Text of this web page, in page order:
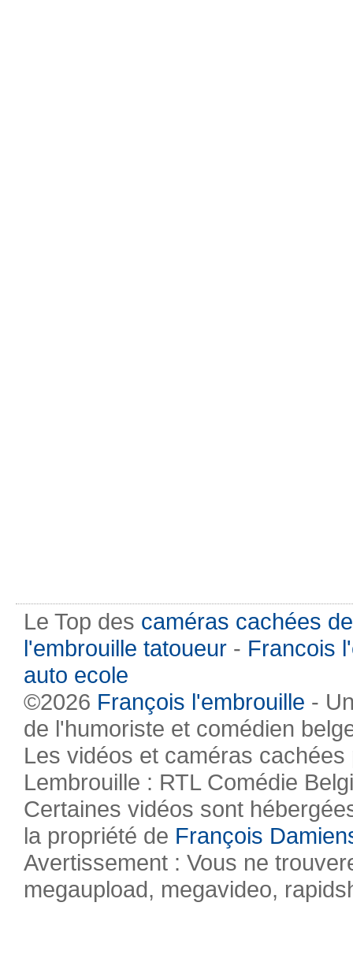
Le Top des caméras cachées
l'embrouille tatoueur - Francois
auto ecole
©2026 François l'embrouille -
de l'humoriste et comédien
Les vidéos et caméras
Lembrouille : RTL Comédie
Certaines vidéos sont
la propriété de François
Avertissement : Vous ne
megaupload, megavideo,